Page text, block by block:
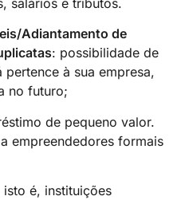
salários e tributos.
Adiantamento de
: possibilidade de
à sua empresa,
no futuro;
de pequeno valor.
empreendedores formais
isto é, instituições